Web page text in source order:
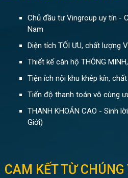
Chủ đầu tư Vingroup uy tín -
Nam
Diện tích TỐI ƯU, chất lượng
Thiết kế căn hộ THÔNG
Tiện ích nội khu khép kín,
Tiến độ thanh toán vô cùng
THANH KHOẢN CAO - Sinh
Giới)
CAM KẾT TỪ CHÚNG